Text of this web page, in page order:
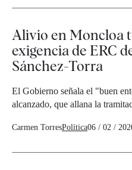
Alivio en Moncloa
exigencia de ERC
Sánchez-Torra
El Gobierno señala el "buen
alcanzado, que allana la
Carmen TorresPolítica06 / 02 /